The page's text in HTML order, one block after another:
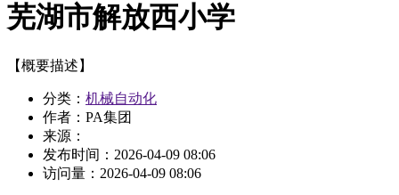
芜湖市解放西小学
【概要描述】
分类： 机械自动化
作者：PA集团
来源：
发布时间： 2026-04-09 08:06
访问量： 2026-04-09 08:06